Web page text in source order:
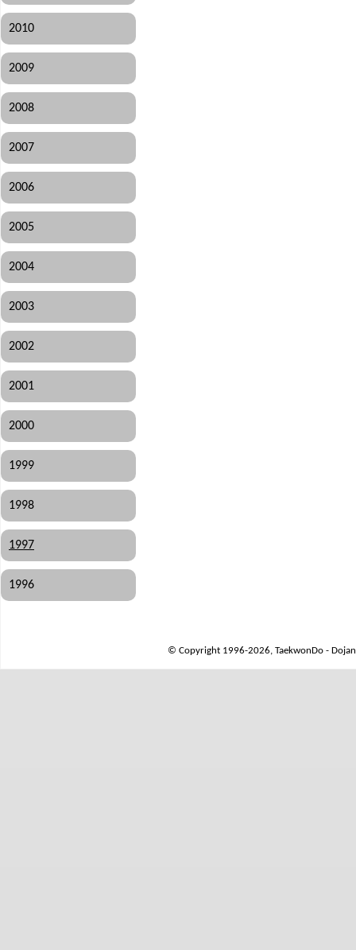
2010
2009
2008
2007
2006
2005
2004
2003
2002
2001
2000
1999
1998
1997
1996
© Copyright 1996-2026, TaekwonDo -